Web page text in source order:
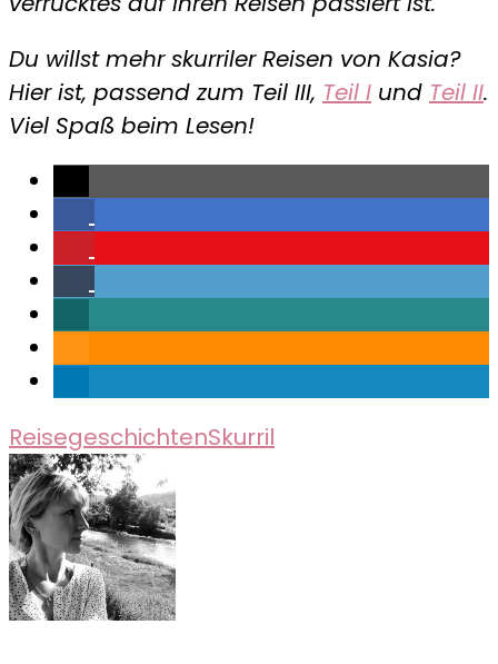
Du willst mehr skurriler Reisen von Kasia?
Hier ist, passend zum Teil III, Teil I und Teil II.
Viel Spaß beim Lesen!
ReisegeschichtenSkurril